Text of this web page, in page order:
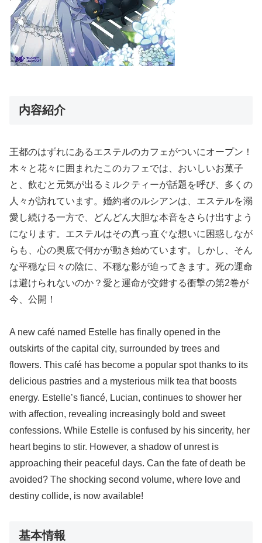
内容紹介
王都のはずれにあるエステルのカフェがついにオープン！
木々と花々に囲まれたこのカフェでは、おいしいお菓子
と、飲むと元気が出るミルクティーが話題を呼び、多くの
人々が訪れています。婚約者のルシアンは、エステルを溺
愛し続ける一方で、どんどん大胆な本音をさらけ出すよう
になります。エステルはその真っ直ぐな想いに困惑しなが
らも、心の奥底で何かが動き始めています。しかし、そん
な平穏な日々の陰に、不穏な影が迫ってきます。死の運命
は避けられないのか？愛と運命が交錯する衝撃の第2巻が
今、公開！
A new café named Estelle has finally opened in the
outskirts of the capital city, surrounded by trees and
flowers. This café has become a popular spot thanks to its
delicious pastries and a mysterious milk tea that boosts
energy. Estelle’s fiancé, Lucian, continues to shower her
with affection, revealing increasingly bold and sweet
confessions. While Estelle is confused by his sincerity, her
heart begins to stir. However, a shadow of unrest is
approaching their peaceful days. Can the fate of death be
avoided? The shocking second volume, where love and
destiny collide, is now available!
基本情報